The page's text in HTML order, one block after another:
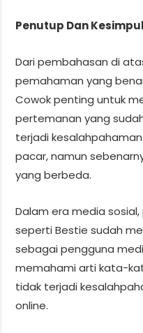
Penutup Dan
Dari pembahasan di
pemahaman yang
Cowok penting untuk
pertemanan yang
terjadi
pacar, namun
yang berbeda.
Dalam era media
seperti Bestie sudah
sebagai pengguna
memahami arti kata-
tidak terjadi
online.